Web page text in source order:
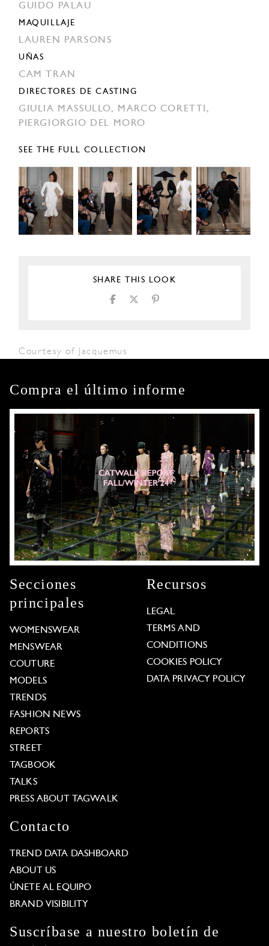
GUIDO PALAU
MAQUILLAJE
LAUREN PARSONS
UÑAS
CAM TRAN
DIRECTORES DE CASTING
GIULIA MASSULLO,
MARCO CORETTI,
PIERGIORGIO DEL MORO
SEE THE FULL COLLECTION
SHARE THIS LOOK
Courtesy of Jacquemus
Compra el último informe
Secciones
principales
WOMENSWEAR
MENSWEAR
COUTURE
MODELS
TRENDS
FASHION NEWS
REPORTS
STREET
TAGBOOK
TALKS
PRESS ABOUT TAGWALK
Recursos
LEGAL
TERMS AND
CONDITIONS
COOKIES POLICY
DATA PRIVACY POLICY
Contacto
TREND DATA DASHBOARD
ABOUT US
ÚNETE AL EQUIPO
BRAND VISIBILITY
Suscríbase a nuestro boletín de